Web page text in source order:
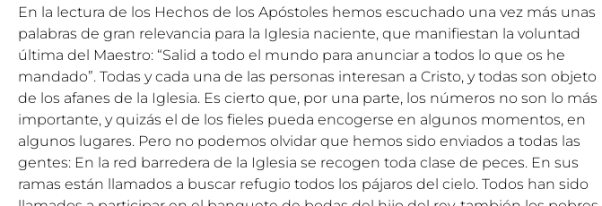
En la lectura de los Hechos de los Apóstoles hemos escuchado una vez más unas
palabras de gran relevancia para la Iglesia naciente, que manifiestan la voluntad
última del Maestro: “Salid a todo el mundo para anunciar a todos lo que os he
mandado”. Todas y cada una de las personas interesan a Cristo, y todas son objeto
de los afanes de la Iglesia. Es cierto que, por una parte, los números no son lo más
importante, y quizás el de los fieles pueda encogerse en algunos momentos, en
algunos lugares. Pero no podemos olvidar que hemos sido enviados a todas las
gentes: En la red barredera de la Iglesia se recogen toda clase de peces. En sus
ramas están llamados a buscar refugio todos los pájaros del cielo. Todos han sido